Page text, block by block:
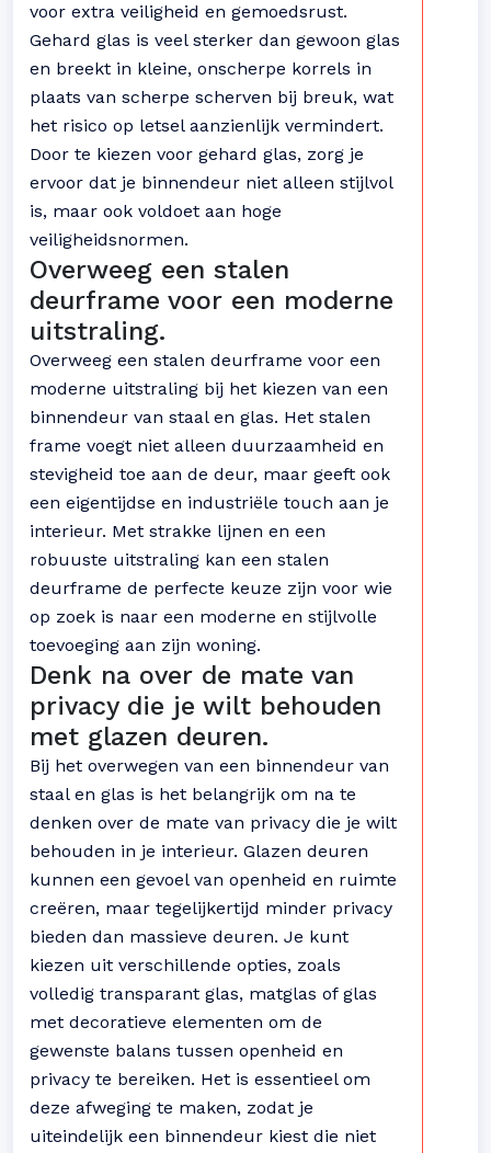
voor extra veiligheid en gemoedsrust.
Gehard glas is veel sterker dan gewoon glas
en breekt in kleine, onscherpe korrels in
plaats van scherpe scherven bij breuk, wat
het risico op letsel aanzienlijk vermindert.
Door te kiezen voor gehard glas, zorg je
ervoor dat je binnendeur niet alleen stijlvol
is, maar ook voldoet aan hoge
veiligheidsnormen.
Overweeg een stalen
deurframe voor een moderne
uitstraling.
Overweeg een stalen deurframe voor een
moderne uitstraling bij het kiezen van een
binnendeur van staal en glas. Het stalen
frame voegt niet alleen duurzaamheid en
stevigheid toe aan de deur, maar geeft ook
een eigentijdse en industriële touch aan je
interieur. Met strakke lijnen en een
robuuste uitstraling kan een stalen
deurframe de perfecte keuze zijn voor wie
op zoek is naar een moderne en stijlvolle
toevoeging aan zijn woning.
Denk na over de mate van
privacy die je wilt behouden
met glazen deuren.
Bij het overwegen van een binnendeur van
staal en glas is het belangrijk om na te
denken over de mate van privacy die je wilt
behouden in je interieur. Glazen deuren
kunnen een gevoel van openheid en ruimte
creëren, maar tegelijkertijd minder privacy
bieden dan massieve deuren. Je kunt
kiezen uit verschillende opties, zoals
volledig transparant glas, matglas of glas
met decoratieve elementen om de
gewenste balans tussen openheid en
privacy te bereiken. Het is essentieel om
deze afweging te maken, zodat je
uiteindelijk een binnendeur kiest die niet